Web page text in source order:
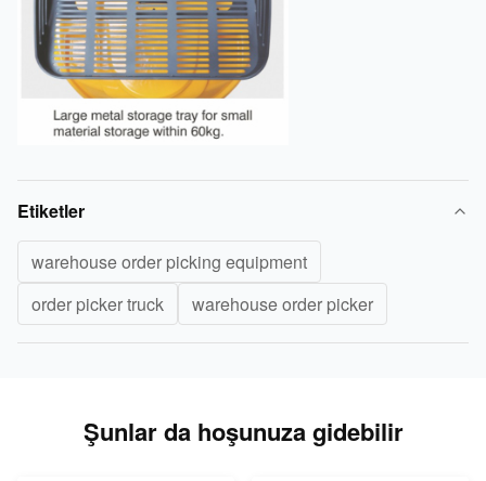
Etiketler
warehouse order picking equipment
order picker truck
warehouse order picker
Şunlar da hoşunuza gidebilir